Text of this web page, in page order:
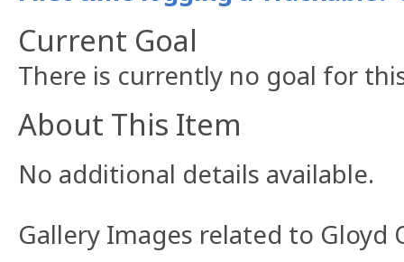
Current Goal
There is currently no goal for
About This Item
No additional details available.
Gallery Images related to Gloyd